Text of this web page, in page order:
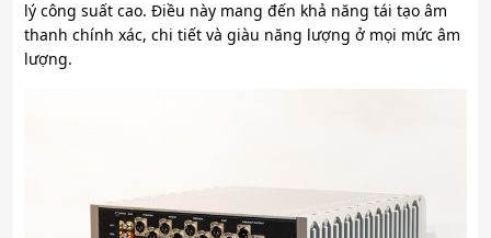
lý công suất cao. Điều này mang đến khả năng tái tạo âm
thanh chính xác, chi tiết và giàu năng lượng ở mọi mức âm
lượng.